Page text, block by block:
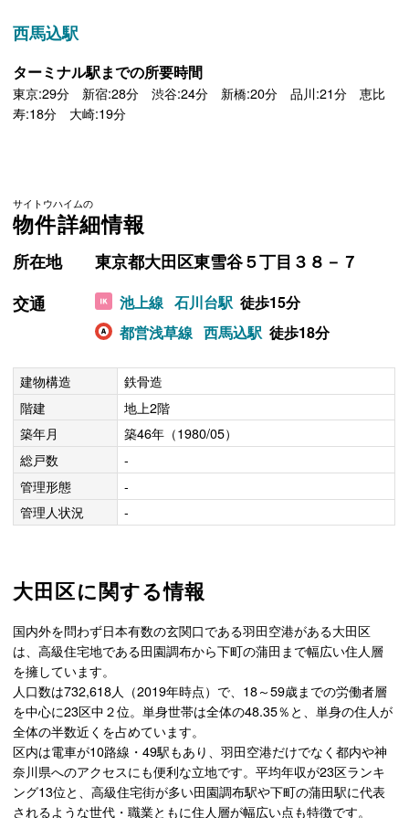
西馬込駅
ターミナル駅までの所要時間
東京:29分 新宿:28分 渋谷:24分 新橋:20分 品川:21分 恵比
寿:18分 大崎:19分
サイトウハイムの
物件詳細情報
所在地
東京都大田区東雪谷５丁目３８－７
交通
池上線 石川台駅 徒歩15分
都営浅草線 西馬込駅 徒歩18分
建物構造
鉄骨造
階建
地上2階
築年月
築46年（1980/05）
総戸数
-
管理形態
-
管理人状況
-
大田区に関する情報
国内外を問わず日本有数の玄関口である羽田空港がある大田区
は、高級住宅地である田園調布から下町の蒲田まで幅広い住人層
を擁しています。
人口数は732,618人（2019年時点）で、18～59歳までの労働者層
を中心に23区中２位。単身世帯は全体の48.35％と、単身の住人が
全体の半数近くを占めています。
区内は電車が10路線・49駅もあり、羽田空港だけでなく都内や神
奈川県へのアクセスにも便利な立地です。平均年収が23区ランキ
ング13位と、高級住宅街が多い田園調布駅や下町の蒲田駅に代表
されるような世代・職業ともに住人層が幅広い点も特徴です。